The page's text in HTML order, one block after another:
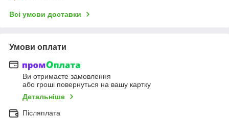
Всі умови доставки
Умови оплати
Ви отримаєте замовлення
або гроші повернуться на вашу картку
Детальніше
Післяплата